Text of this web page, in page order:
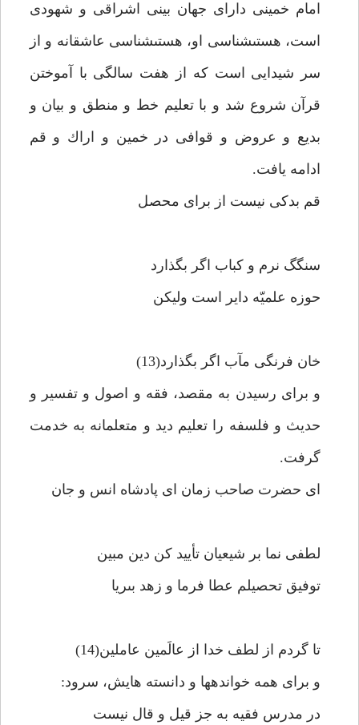
امام خمينى داراى جهان بينى اشراقى و شهودى
است، هستى‏شناسى او، هستى‏شناسى عاشقانه و از
سر شيدايى است كه از هفت سالگى با آموختن
قرآن شروع شد و با تعليم خط و منطق و بيان و
بديع و عروض و قوافى در خمين و اراك و قم
ادامه يافت.
قم بدكى نيست از براى محصل‏
سنگگ نرم و كباب اگر بگذارد
حوزه علميّه داير است وليكن‏
خان فرنگى مآب اگر بگذارد(13)
و براى رسيدن به مقصد، فقه و اصول و تفسير و
حديث و فلسفه را تعليم ديد و متعلمانه به خدمت
گرفت.
اى حضرت صاحب زمان اى پادشاه انس و جان‏
لطفى نما بر شيعيان تأييد كن دين مبين‏
توفيق تحصيلم عطا فرما و زهد بى‏ريا
تا گردم از لطف خدا از عالَمين عاملين(14)
و براى همه خوانده‏ها و دانسته هايش، سرود:
در مدرس فقيه به جز قيل و قال نيست‏